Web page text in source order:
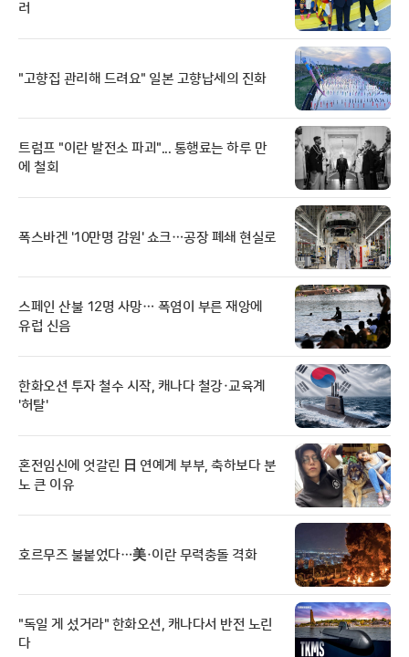
러
"고향집 관리해 드려요" 일본 고향납세의 진화
트럼프 "이란 발전소 파괴"... 통행료는 하루 만
에 철회
폭스바겐 '10만명 감원' 쇼크…공장 폐쇄 현실로
스페인 산불 12명 사망… 폭염이 부른 재앙에
유럽 신음
한화오션 투자 철수 시작, 캐나다 철강·교육계
'허탈'
혼전임신에 엇갈린 日 연예계 부부, 축하보다 분
노 큰 이유
호르무즈 불붙었다…美·이란 무력충돌 격화
"독일 게 섰거라" 한화오션, 캐나다서 반전 노린
다